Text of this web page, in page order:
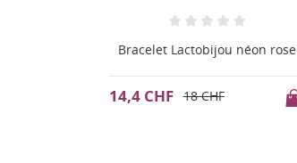
Bracelet Lactobijou argenté bleu
25 CHF